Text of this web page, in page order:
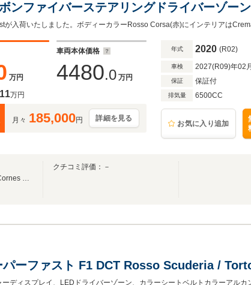
ボンファイバーステアリングドライバーゾーン
が入荷いたしました。ボディーカラーRosso Corsa(赤)にインテリアは
万円
車両本体価格
4480.0 万円
万円
月々 185,000円 詳細を見る
年式 2020 (R02)
車検 2027(R09)年02月
保証 保証付
排気量 6500CC
お気に入り追加
【フェラーリ・オフィシャル・ディーラー】 Cornes Osaka Pre-Owned Showroom
クチコミ評価：－
パーファスト F1 DCT Rosso Scuderia /